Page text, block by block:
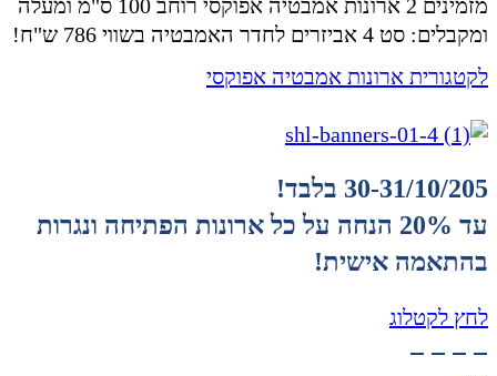
מזמינים 2 ארונות אמבטיה אפוקסי רוחב 100 ס"מ ומעלה
ומקבלים: סט 4 אביזרים לחדר האמבטיה בשווי 786 ש"ח!
לקטגורית ארונות אמבטיה אפוקסי
30-31/10/205 בלבד!
עד 20% הנחה על כל ארונות הפתיחה ונגרות
בהתאמה אישית!
לחץ לקטלוג